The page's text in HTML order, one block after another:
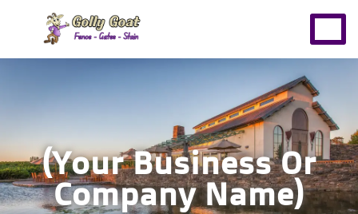
(Your Business Or
Company Name)